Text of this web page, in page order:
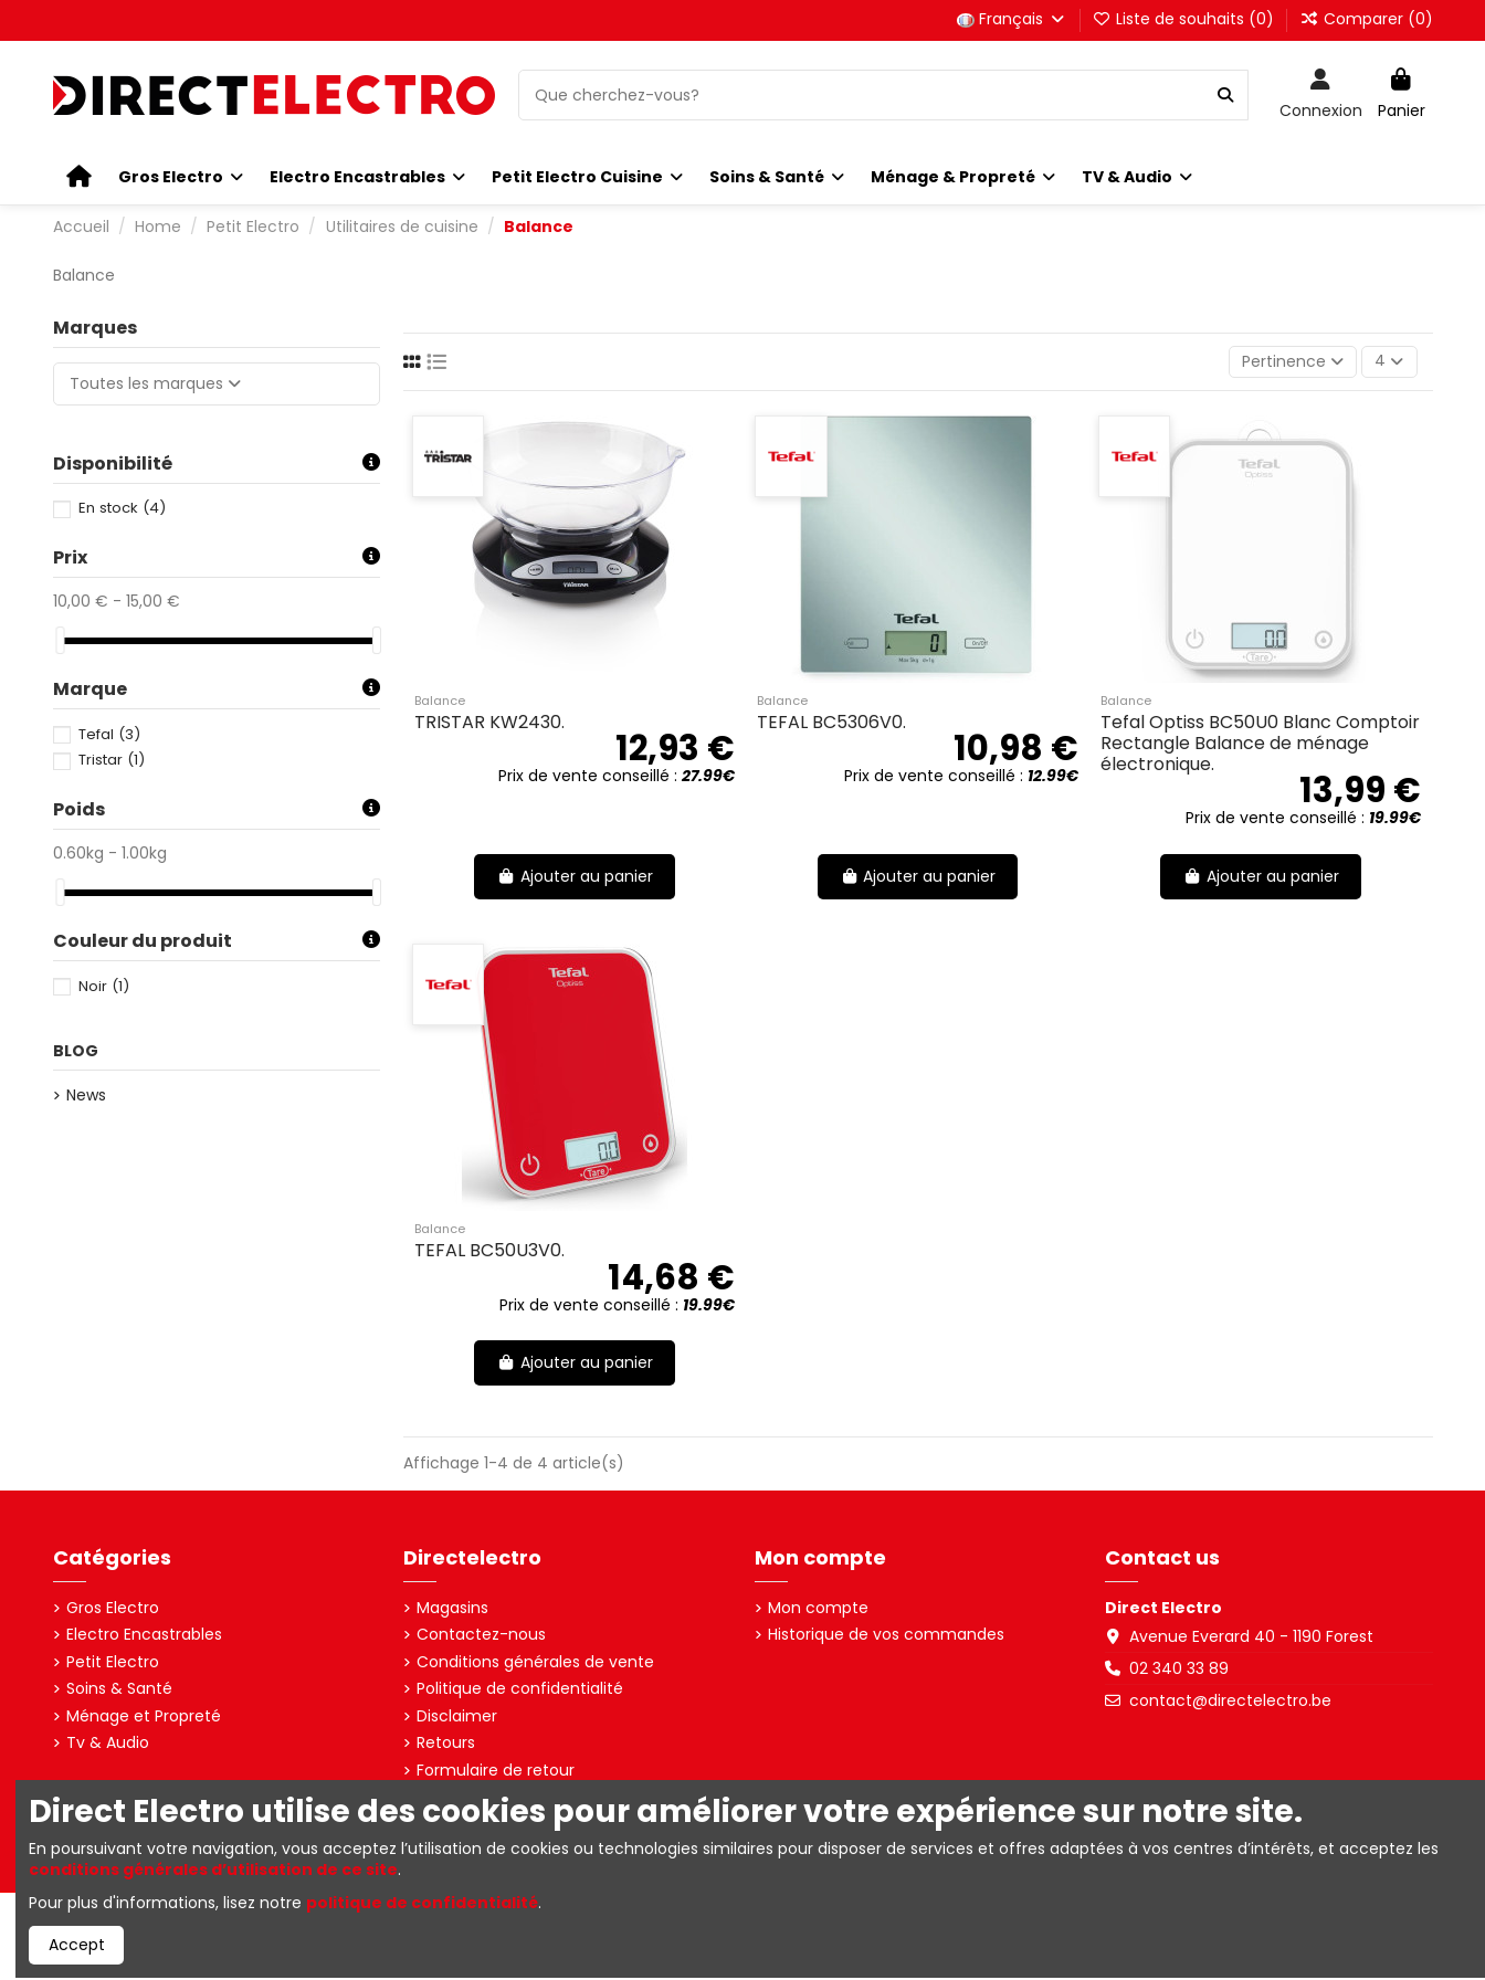
Français Liste de souhaits (0) Comparer (0)
Connexion Panier
Gros Electro Electro Encastrables Petit Electro Cuisine Soins & Santé Ménage & Propreté TV & Audio
Accueil Home Petit Electro Utilitaires de cuisine Balance
Balance
Pertinence 4
Balance
TRISTAR KW2430.
12,93 €
Prix de vente conseillé :27.99€
Ajouter au panier
Balance
TEFAL BC5306V0.
10,98 €
Prix de vente conseillé : 12.99€
Ajouter au panier
Balance
Tefal Optiss BC50U0 Blanc Comptoir
Rectangle Balance de ménage
électronique.
13,99 €
Prix de vente conseillé : 19.99€
Ajouter au panier
Balance
TEFAL BC50U3V0.
14,68 €
Prix de vente conseillé : 19.99€
Ajouter au panier
Affichage 1-4 de 4 article(s)
Marques
Toutes les marques
Disponibilité
En stock (4)
Prix
10,00 € - 15,00 €
Marque
Tefal (3)
Tristar (1)
Poids
0.60kg - 1.00kg
Couleur du produit
Noir (1)
BLOG
News
Catégories
Gros Electro
Electro Encastrables
Petit Electro
Soins & Santé
Ménage et Propreté
Tv & Audio
Directelectro
Magasins
Contactez-nous
Conditions générales de vente
Politique de confidentialité
Disclaimer
Retours
Formulaire de retour
Mon compte
Mon compte
Historique de vos commandes
Contact us
Direct Electro
Avenue Everard 40 - 1190 Forest
02 340 33 89
contact@directelectro.be
Directelectro est la boutique en ligne B2C d'Ets. R. Van den Berg SA – TVA: BE0403.153.576
Direct Electro utilise des cookies pour améliorer votre expérience sur notre site.
En poursuivant votre navigation, vous acceptez l’utilisation de cookies ou technologies similaires pour disposer de services et offres adaptées à vos centres d’intérêts, et acceptez les
conditions générales d’utilisation de ce site.
Pour plus d'informations, lisez notre politique de confidentialité.
Accept